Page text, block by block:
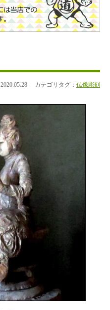
2020.05.28 カテゴリタグ： 仏像彫刻